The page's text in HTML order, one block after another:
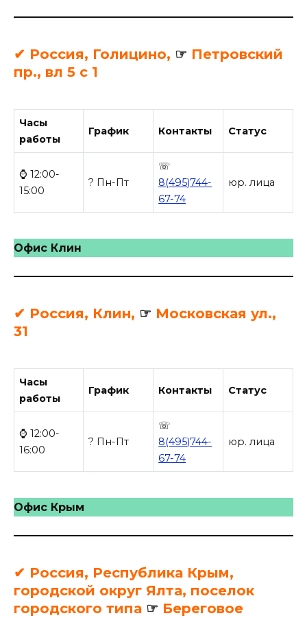
✔ Россия, Голицино, ☞ Петровский
пр., вл 5 с 1
Часы
работы
График Контакты Статус
⌚ 12:00-
15:00
? Пн-Пт
☏
8(495)744-
67-74
юр. лица
Офис Клин
✔ Россия, Клин, ☞ Московская ул.,
31
Часы
работы
График Контакты Статус
⌚ 12:00-
16:00
? Пн-Пт
☏
8(495)744-
67-74
юр. лица
Офис Крым
✔ Россия, Республика Крым,
городской округ Ялта, поселок
городского типа ☞ Береговое